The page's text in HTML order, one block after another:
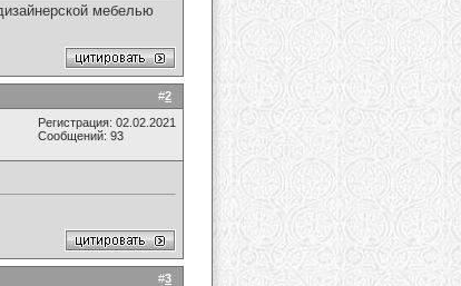
мебелью
#2
Регистрация: 02.02.2021
Сообщений: 93
#3